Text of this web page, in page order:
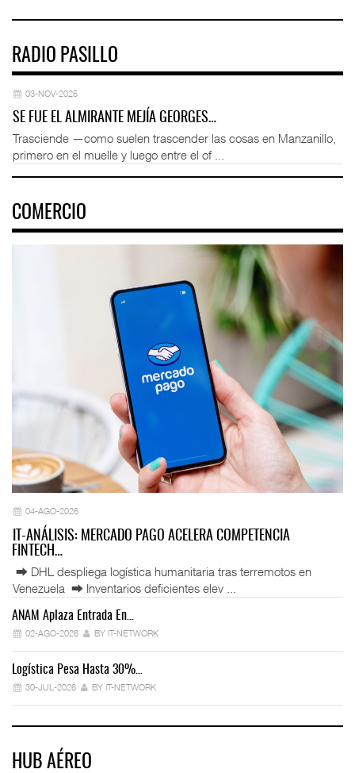
RADIO PASILLO
03-NOV-2025
SE FUE EL ALMIRANTE MEJÍA GEORGES…
Trasciende —como suelen trascender las cosas en Manzanillo,
primero en el muelle y luego entre el of ...
COMERCIO
04-AGO-2026
IT-ANÁLISIS: MERCADO PAGO ACELERA COMPETENCIA
FINTECH…
⮕ DHL despliega logística humanitaria tras terremotos en
Venezuela ⮕ Inventarios deficientes elev ...
ANAM Aplaza Entrada En…
02-AGO-2026 BY IT-NETWORK
Logística Pesa Hasta 30%…
30-JUL-2026 BY IT-NETWORK
HUB AÉREO